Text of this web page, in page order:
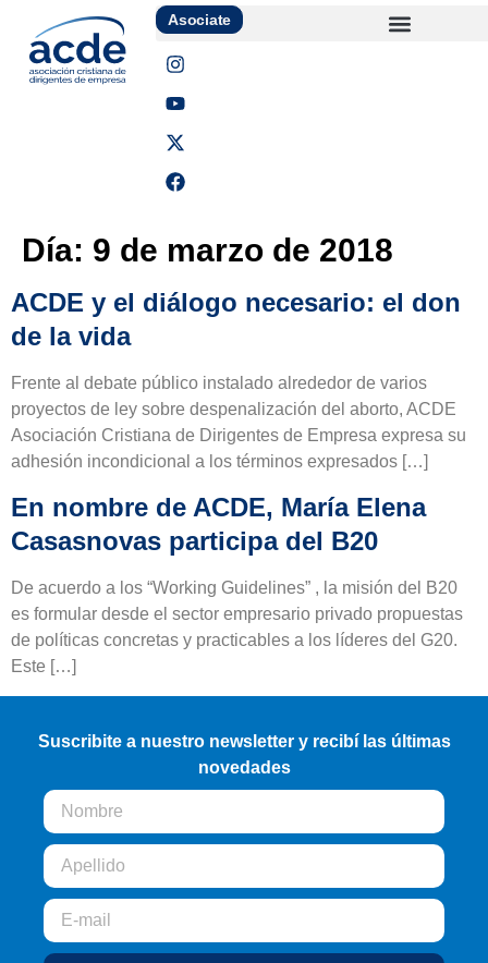
Asociate
Día: 9 de marzo de 2018
ACDE y el diálogo necesario: el don
de la vida
Frente al debate público instalado alrededor de varios
proyectos de ley sobre despenalización del aborto, ACDE
Asociación Cristiana de Dirigentes de Empresa expresa su
adhesión incondicional a los términos expresados […]
En nombre de ACDE, María Elena
Casasnovas participa del B20
De acuerdo a los “Working Guidelines” , la misión del B20
es formular desde el sector empresario privado propuestas
de políticas concretas y practicables a los líderes del G20.
Este […]
Suscribite a nuestro newsletter y recibí las últimas
novedades